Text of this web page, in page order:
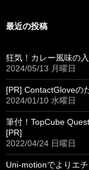
最近の投稿
狂気！カレー風味の
2024/05/13 月曜日
[PR] ContactGloveの
2024/01/10 水曜日
筆付！TopCube
[PR]
2022/04/24 日曜日
Uni-motionでよりエ